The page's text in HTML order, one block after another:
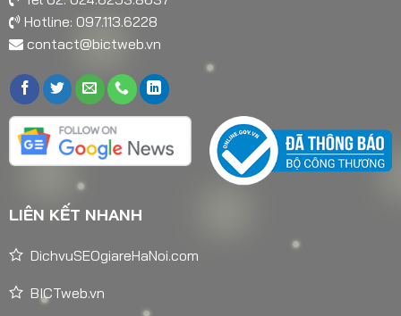
Hotline: 097.113.6228
contact@bictweb.vn
LIÊN KẾT NHANH
DichvuSEOgiareHaNoi.com
BICTweb.vn